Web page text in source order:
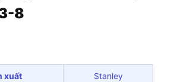
8
xuất Stanley